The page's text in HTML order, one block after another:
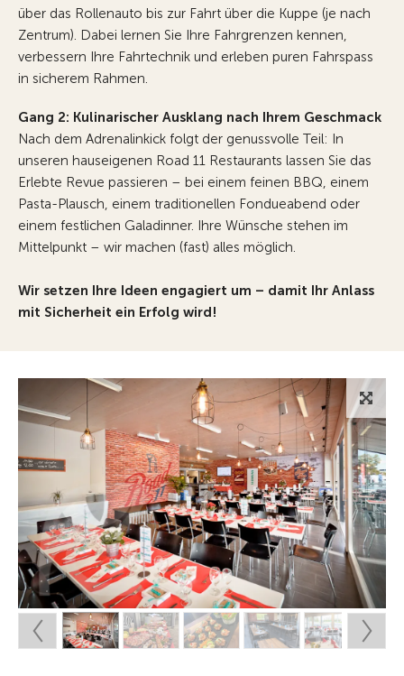
über das Rollenauto bis zur Fahrt über die Kuppe (je nach
Zentrum). Dabei lernen Sie Ihre Fahrgrenzen kennen,
verbessern Ihre Fahrtechnik und erleben puren Fahrspass
in sicherem Rahmen.
Gang 2: Kulinarischer Ausklang nach Ihrem Geschmack
Nach dem Adrenalinkick folgt der genussvolle Teil: In
unseren hauseigenen Road 11 Restaurants lassen Sie das
Erlebte Revue passieren – bei einem feinen BBQ, einem
Pasta-Plausch, einem traditionellen Fondueabend oder
einem festlichen Galadinner. Ihre Wünsche stehen im
Mittelpunkt – wir machen (fast) alles möglich.
Wir setzen Ihre Ideen engagiert um – damit Ihr Anlass
mit Sicherheit ein Erfolg wird!